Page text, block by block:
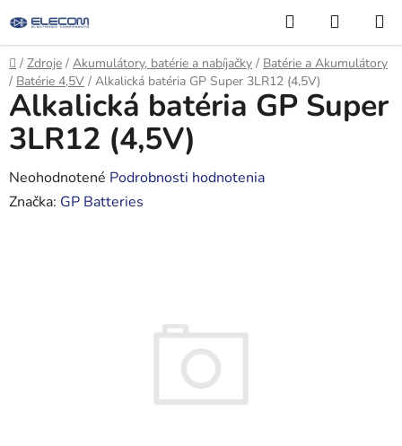
na
obsah
Hľadať
KOŠÍK
Domov
/ Zdroje / Akumulátory, batérie a nabíjačky / Batérie a Akumulátory
/ Batérie 4,5V / Alkalická batéria GP Super 3LR12 (4,5V)
Alkalická batéria GP Super
3LR12 (4,5V)
Priemerné
hodnotenie
Neohodnotené Podrobnosti hodnotenia
Značka: GP Batteries